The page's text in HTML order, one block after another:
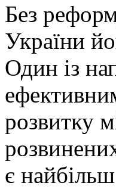
Без
України
Один із
розвитку
є